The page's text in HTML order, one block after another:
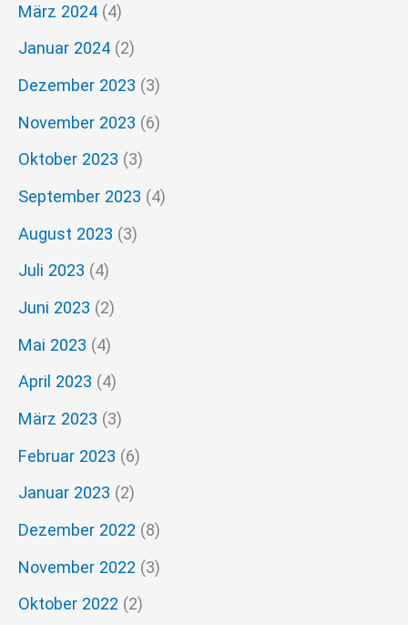
März 2024 (4)
Januar 2024 (2)
Dezember 2023 (3)
November 2023 (6)
Oktober 2023 (3)
September 2023 (4)
August 2023 (3)
Juli 2023 (4)
Juni 2023 (2)
Mai 2023 (4)
April 2023 (4)
März 2023 (3)
Februar 2023 (6)
Januar 2023 (2)
Dezember 2022 (8)
November 2022 (3)
Oktober 2022 (2)